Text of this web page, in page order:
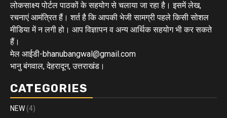
लोकसाक्ष्य पोर्टल पाठकों के सहयोग से चलाया जा रहा है। इसमें लेख,
रचनाएं आमंत्रित हैं। शर्त है कि आपकी भेजी सामग्री पहले किसी सोशल
मीडिया में न लगी हो। आप विज्ञापन व अन्य आर्थिक सहयोग भी कर सकते
हैं।
मेल आईडी-bhanubangwal@gmail.com
भानु बंगवाल, देहरादून, उत्तराखंड।
CATEGORIES
NEW (4)